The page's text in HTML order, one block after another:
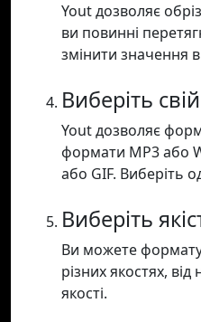
Yout дозволяє
ви повинні
змінити значення в
Виберіть
Yout дозволяє
формати MP3 або
або GIF. Виберіть
Виберіть
Ви можете
різних якостях,
якості.